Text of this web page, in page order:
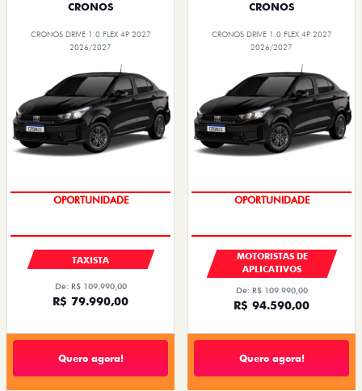
CRONOS
CRONOS DRIVE 1.0 FLEX 4P 2027
2026/2027
OPORTUNIDADE
TAXISTA
De: R$ 109.990,00
R$ 79.990,00
Quero agora!
CRONOS
CRONOS DRIVE 1.0 FLEX 4P 2027
2026/2027
OPORTUNIDADE
MOTORISTAS DE
APLICATIVOS
De: R$ 109.990,00
R$ 94.590,00
Quero agora!